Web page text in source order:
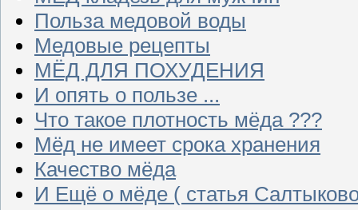
Польза медовой воды
Медовые рецепты
МЁД ДЛЯ ПОХУДЕНИЯ
И опять о пользе ...
Что такое плотность мёда ???
Мёд не имеет срока хранения
Качество мёда
И Ещё о мёде ( статья